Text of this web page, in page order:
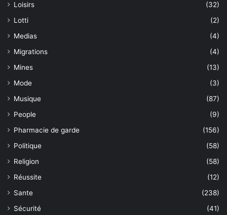
Loisirs
(32)
Lotti
(2)
Medias
(4)
Migrations
(4)
Mines
(13)
Mode
(3)
Musique
(87)
People
(9)
Pharmacie de garde
(156)
Politique
(58)
Religion
(58)
Réussite
(12)
Sante
(238)
Sécurité
(41)